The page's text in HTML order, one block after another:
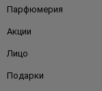
Парфюмерия
Акции
Лицо
Подарки